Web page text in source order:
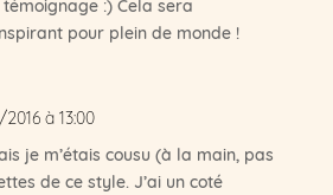
:) Cela sera
pour plein de monde !
à 13:00
je m’étais cousu (à la main, pas
de ce style. J’ai un coté